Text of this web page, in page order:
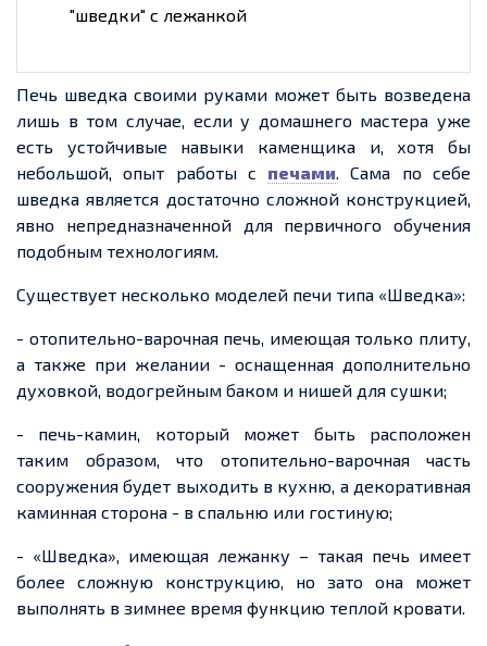
"шведки" с лежанкой
Печь шведка своими руками может быть возведена
лишь в том случае, если у домашнего мастера уже
есть устойчивые навыки каменщика и, хотя бы
небольшой, опыт работы с печами. Сама по себе
шведка является достаточно сложной конструкцией,
явно непредназначенной для первичного обучения
подобным технологиям.
Существует несколько моделей печи типа «Шведка»:
- отопительно-варочная печь, имеющая только плиту,
а также при желании - оснащенная дополнительно
духовкой, водогрейным баком и нишей для сушки;
- печь-камин, который может быть расположен
таким образом, что отопительно-варочная часть
сооружения будет выходить в кухню, а декоративная
каминная сторона - в спальню или гостиную;
- «Шведка», имеющая лежанку – такая печь имеет
более сложную конструкцию, но зато она может
выполнять в зимнее время функцию теплой кровати.